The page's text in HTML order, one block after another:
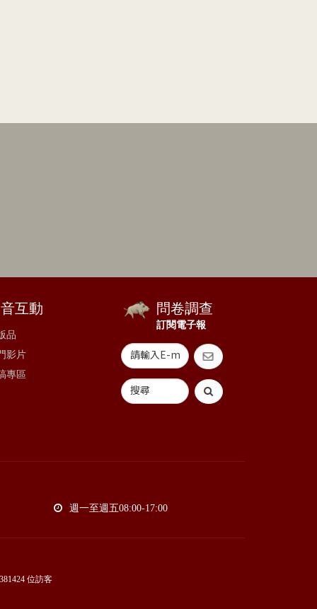
互動
品
影片
專區
問卷調查
訂閱電子報
週一至週五08:00-17:00
位訪客